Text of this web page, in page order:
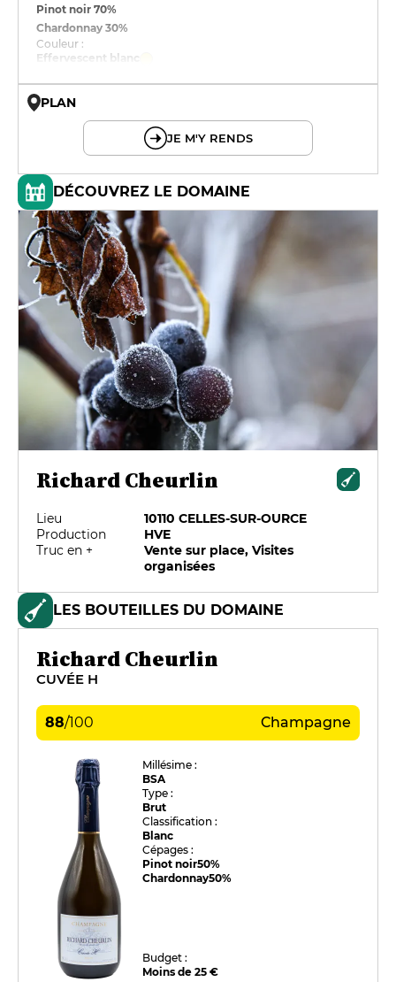
Pinot noir70%
Chardonnay30%
Couleur :
Effervescent blanc
PLAN
JE M'Y RENDS
DÉCOUVREZ LE DOMAINE
Richard Cheurlin
Lieu
10110 CELLES-SUR-OURCE
Production
HVE
Truc en +
Vente sur place, Visites
organisées
LES BOUTEILLES DU DOMAINE
Richard Cheurlin
CUVÉE H
88/100 Champagne
Millésime :
BSA
Type :
Brut
Classification :
Blanc
Cépages :
Pinot noir50%
Chardonnay50%
Budget :
Moins de 25 €